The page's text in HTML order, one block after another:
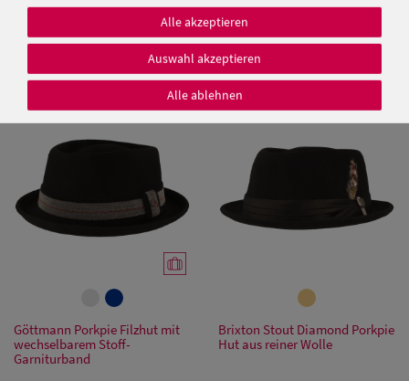
Damen
Baseball Caps
Damen UV-
Damen
Hut mit Strukturstoff-
Cashmere-Wolle-Mix
99,00 €
69,95 €
Göttmann Porkpie Filzhut mit
wechselbarem Stoff-
Garniturband
Brixton Stout Diamond Porkpie
Hut aus reiner Wolle
Alle akzeptieren
Auswahl akzeptieren
Alle ablehnen